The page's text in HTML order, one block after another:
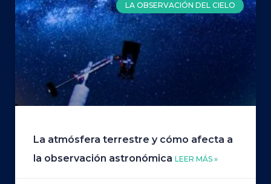
LA OBSERVACIÓN DEL CIELO
La atmósfera terrestre y cómo afecta a
la observación astronómica LEER MÁS »